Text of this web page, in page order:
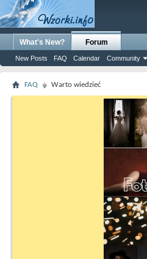
What's New? Forum
New Posts FAQ Calendar Community
FAQ Warto wiedzieć